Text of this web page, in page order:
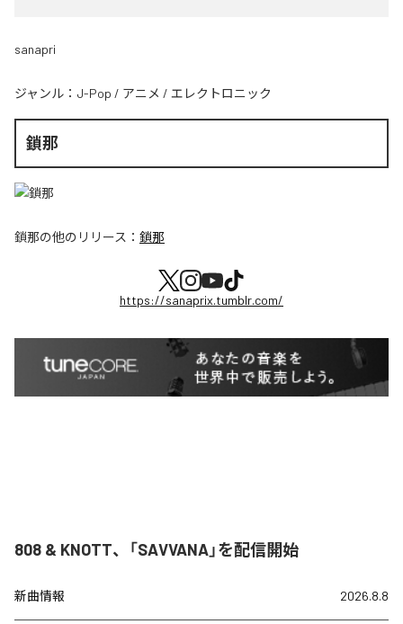
sanapri
ジャンル： J-Pop / アニメ / エレクトロニック
鎖那
鎖那の他のリリース： 鎖那
https://sanaprix.tumblr.com/
808 & KNOTT、「SAVVANA」を配信開始
新曲情報 2026.8.8